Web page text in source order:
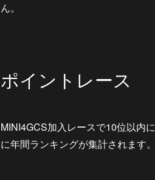
ん。
ポイントレース
MINI4GCS加入レースで10位以内
に年間ランキングが集計されます